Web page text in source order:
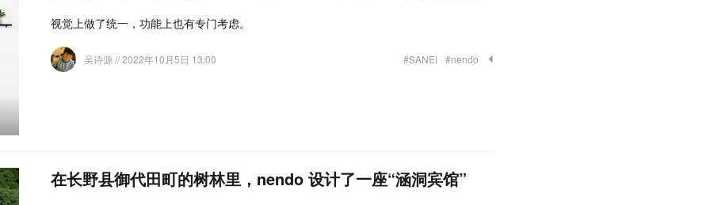
视觉上做了统一，功能上也有专门考虑。
吴诗源 // 2022年10月5日 13:00 #SANEI #nendo
在长野县御代田町的树林里，nendo 设计了一座“涵洞宾馆”